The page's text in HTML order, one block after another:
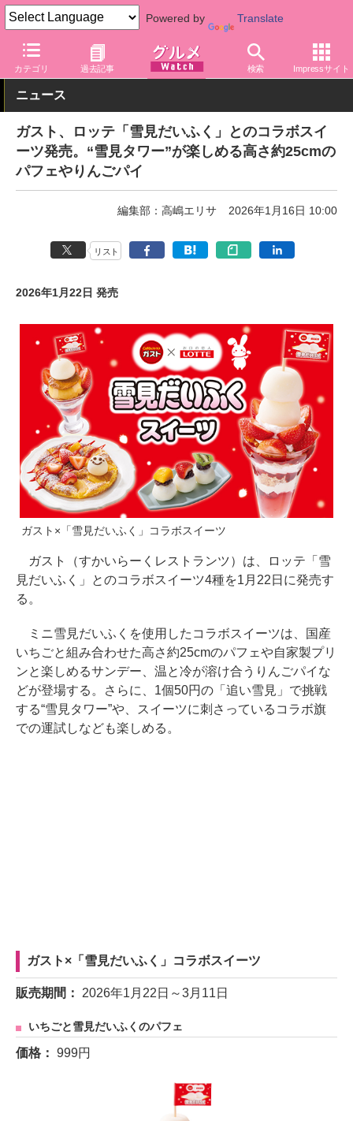
Powered by Translate
カテゴリ 過去記事 検索 Impressサイト
グルメ Watch 店舗 レストラン ガスト
ニュース
ガスト、ロッテ「雪見だいふく」とのコラボスイ
ーツ発売。“雪見タワー”が楽しめる高さ約25cmの
パフェやりんごパイ
編集部：高嶋エリサ 2026年1月16日 10:00
リスト
2026年1月22日 発売
ガスト×「雪見だいふく」コラボスイーツ
ガスト（すかいらーくレストランツ）は、ロッテ「雪
見だいふく」とのコラボスイーツ4種を1月22日に発売す
る。
ミニ雪見だいふくを使用したコラボスイーツは、国産
いちごと組み合わせた高さ約25cmのパフェや自家製プリ
ンと楽しめるサンデー、温と冷が溶け合うりんごパイな
どが登場する。さらに、1個50円の「追い雪見」で挑戦
する“雪見タワー”や、スイーツに刺さっているコラボ旗
での運試しなども楽しめる。
ガスト×「雪見だいふく」コラボスイーツ
販売期間： 2026年1月22日～3月11日
いちごと雪見だいふくのパフェ
価格： 999円